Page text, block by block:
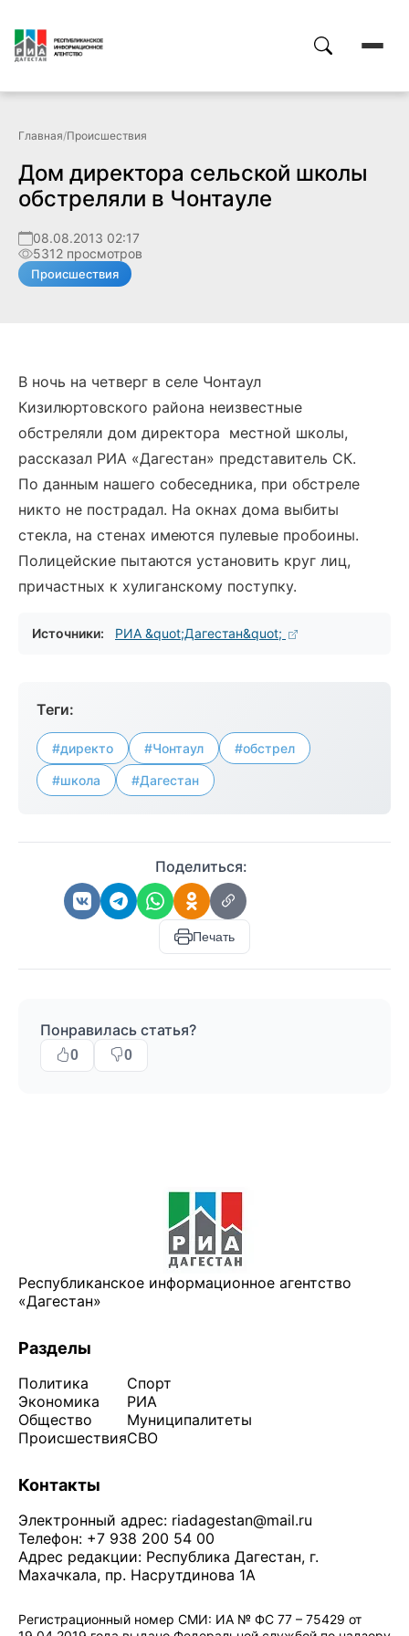
Главная/Происшествия
Дом директора сельской школы
обстреляли в Чонтауле
08.08.2013 02:17
5312 просмотров
Происшествия
В ночь на четверг в селе Чонтаул
Кизилюртовского района неизвестные
обстреляли дом директора местной школы,
рассказал РИА «Дагестан» представитель СК.
По данным нашего собеседника, при обстреле
никто не пострадал. На окнах дома выбиты
стекла, на стенах имеются пулевые пробоины.
Полицейские пытаются установить круг лиц,
причастных к хулиганскому поступку.
Источники: РИА &quot;Дагестан&quot;
Теги:
#директо #Чонтаул #обстрел
#школа #Дагестан
Поделиться:
Печать
Понравилась статья?
0 0
Республиканское информационное агентство
«Дагестан»
Разделы
Политика
Экономика
Общество
Происшествия
Спорт
РИА
Муниципалитеты
СВО
Контакты
Электронный адрес: riadagestan@mail.ru
Телефон: +7 938 200 54 00
Адрес редакции: Республика Дагестан, г.
Махачкала, пр. Насрутдинова 1А
Регистрационный номер СМИ: ИА № ФС 77 – 75429 от